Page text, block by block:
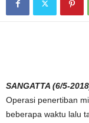
SANGATTA (6/5-
Operasi penertiban
beberapa waktu lalu